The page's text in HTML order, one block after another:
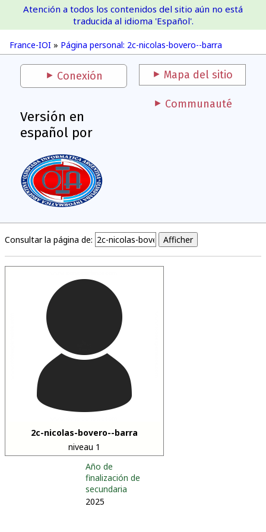
France-IOI
France-IOI » Página personal: 2c-nicolas-bovero--barra
Atención a todos los contenidos del sitio aún no está
traducida al idioma 'Español'.
Conexión Mapa del sitio
Versión en
español por
Communauté
Consultar la página de:
2c-nicolas-bovero--barra
niveau 1
Año de
finalización de
secundaria
2025